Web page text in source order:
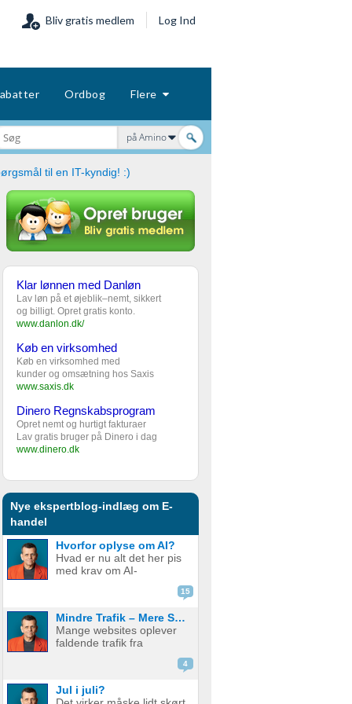
Bliv gratis medlem Log Ind
Ordbog Flere
på Amino
til en IT-kyndig! :)
Klar lønnen med Danløn
Lav løn på et øjeblik–nemt, sikkert
og billigt. Opret gratis konto.
www.danlon.dk/
Køb en virksomhed
Køb en virksomhed med
kunder og omsætning hos Saxis
www.saxis.dk
Dinero Regnskabsprogram
Opret nemt og hurtigt fakturaer
Lav gratis bruger på Dinero i dag
www.dinero.dk
Nye ekspertblog-indlæg om E-
handel
Hvorfor oplyse om AI?
Hvad er nu alt det her pis
med krav om AI-
have det. Spotify vil have
hopper også med på
vognen. Men… hvorfor
egentlig? OK, boomer –
15
Mindre Trafik – Mere Salg
Mange websites oplever
faldende trafik fra
Google. Nogle mistænker
de bare ikke ranker så
4
Jul i juli?